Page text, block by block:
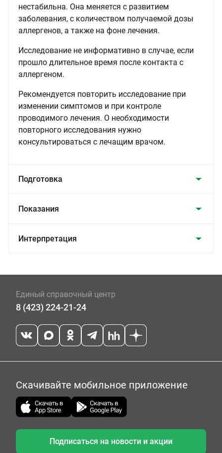
нестабильна. Она меняется с развитием
заболевания, с количеством получаемой дозы
аллергенов, а также на фоне лечения.
Исследование не информативно в случае, если
прошло длительное время после контакта с
аллергеном.
Рекомендуется повторить исследование при
изменении симптомов и при контроле
проводимого лечения. О необходимости
повторного исследования нужно
консультироваться с лечащим врачом.
Подготовка
Показания
Интерпретация
Единый справочный центр
8 (423) 224-21-24
Скачивайте мобильное приложение
Подписаться на новости и акции